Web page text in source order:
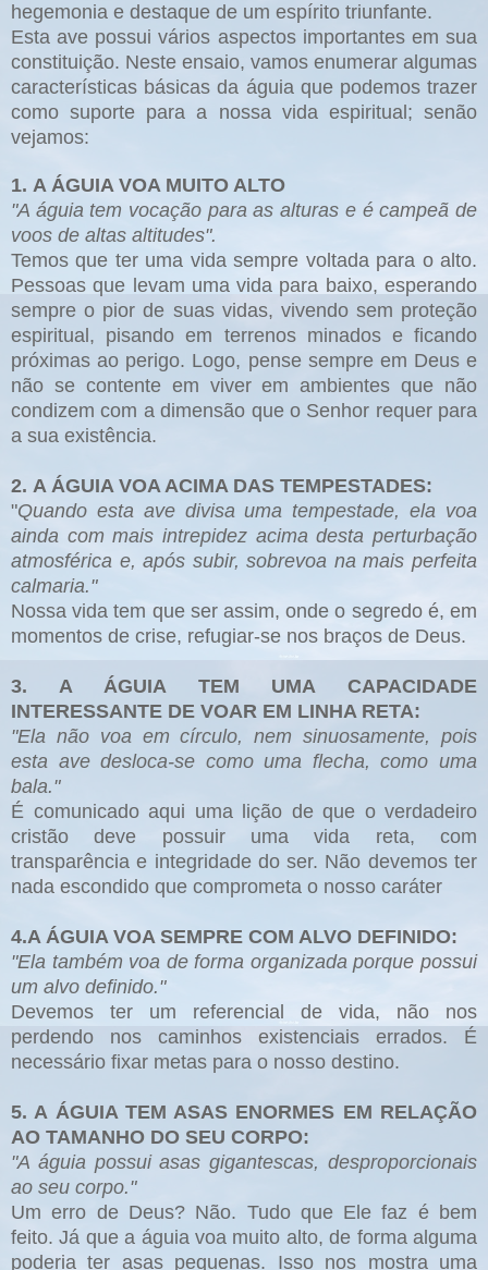
hegemonia e destaque de um espírito triunfante.
Esta ave possui vários aspectos importantes em sua
constituição. Neste ensaio, vamos enumerar algumas
características básicas da águia que podemos trazer
como suporte para a nossa vida espiritual; senão
vejamos:
1. A ÁGUIA VOA MUITO ALTO
"A águia tem vocação para as alturas e é campeã de
voos de altas altitudes".
Temos que ter uma vida sempre voltada para o alto.
Pessoas que levam uma vida para baixo, esperando
sempre o pior de suas vidas, vivendo sem proteção
espiritual, pisando em terrenos minados e ficando
próximas ao perigo. Logo, pense sempre em Deus e
não se contente em viver em ambientes que não
condizem com a dimensão que o Senhor requer para
a sua existência.
2. A ÁGUIA VOA ACIMA DAS TEMPESTADES:
"Quando esta ave divisa uma tempestade, ela voa
ainda com mais intrepidez acima desta perturbação
atmosférica e, após subir, sobrevoa na mais perfeita
calmaria."
Nossa vida tem que ser assim, onde o segredo é, em
momentos de crise, refugiar-se nos braços de Deus.
3. A ÁGUIA TEM UMA CAPACIDADE
INTERESSANTE DE VOAR EM LINHA RETA:
"Ela não voa em círculo, nem sinuosamente, pois
esta ave desloca-se como uma flecha, como uma
bala."
É comunicado aqui uma lição de que o verdadeiro
cristão deve possuir uma vida reta, com
transparência e integridade do ser. Não devemos ter
nada escondido que comprometa o nosso caráter
4.A ÁGUIA VOA SEMPRE COM ALVO DEFINIDO:
"Ela também voa de forma organizada porque possui
um alvo definido."
Devemos ter um referencial de vida, não nos
perdendo nos caminhos existenciais errados. É
necessário fixar metas para o nosso destino.
5. A ÁGUIA TEM ASAS ENORMES EM RELAÇÃO
AO TAMANHO DO SEU CORPO:
"A águia possui asas gigantescas, desproporcionais
ao seu corpo."
Um erro de Deus? Não. Tudo que Ele faz é bem
feito. Já que a águia voa muito alto, de forma alguma
poderia ter asas pequenas. Isso nos mostra uma